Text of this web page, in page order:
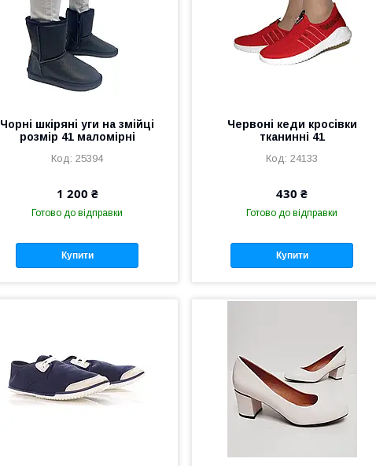
Чорні шкіряні уги на змійці
розмір 41 маломірні
25394
1 200 ₴
Готово до відправки
Купити
Червоні кеди кросівки
тканинні 41
24133
430 ₴
Готово до відправки
Купити